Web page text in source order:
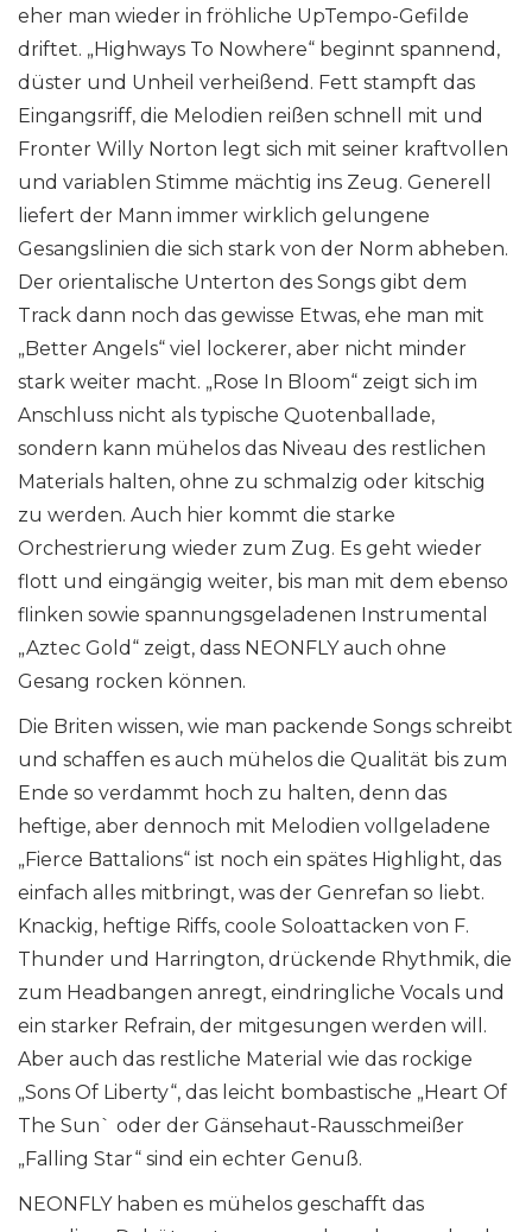
eher man wieder in fröhliche UpTempo-Gefilde
driftet. „Highways To Nowhere“ beginnt spannend,
düster und Unheil verheißend. Fett stampft das
Eingangsriff, die Melodien reißen schnell mit und
Fronter Willy Norton legt sich mit seiner kraftvollen
und variablen Stimme mächtig ins Zeug. Generell
liefert der Mann immer wirklich gelungene
Gesangslinien die sich stark von der Norm abheben.
Der orientalische Unterton des Songs gibt dem
Track dann noch das gewisse Etwas, ehe man mit
„Better Angels“ viel lockerer, aber nicht minder
stark weiter macht. „Rose In Bloom“ zeigt sich im
Anschluss nicht als typische Quotenballade,
sondern kann mühelos das Niveau des restlichen
Materials halten, ohne zu schmalzig oder kitschig
zu werden. Auch hier kommt die starke
Orchestrierung wieder zum Zug. Es geht wieder
flott und eingängig weiter, bis man mit dem ebenso
flinken sowie spannungsgeladenen Instrumental
„Aztec Gold“ zeigt, dass NEONFLY auch ohne
Gesang rocken können.
Die Briten wissen, wie man packende Songs schreibt
und schaffen es auch mühelos die Qualität bis zum
Ende so verdammt hoch zu halten, denn das
heftige, aber dennoch mit Melodien vollgeladene
„Fierce Battalions“ ist noch ein spätes Highlight, das
einfach alles mitbringt, was der Genrefan so liebt.
Knackig, heftige Riffs, coole Soloattacken von F.
Thunder und Harrington, drückende Rhythmik, die
zum Headbangen anregt, eindringliche Vocals und
ein starker Refrain, der mitgesungen werden will.
Aber auch das restliche Material wie das rockige
„Sons Of Liberty“, das leicht bombastische „Heart Of
The Sun` oder der Gänsehaut-Rausschmeißer
„Falling Star“ sind ein echter Genuß.
NEONFLY haben es mühelos geschafft das